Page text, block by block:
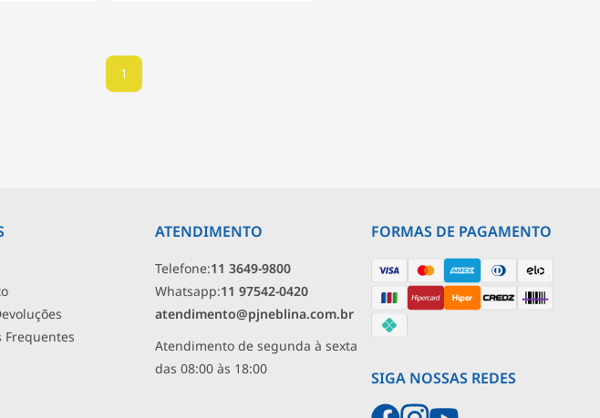
1
Frequentes
ATENDIMENTO
Telefone:11 3649-9800
Whatsapp:11 97542-0420
atendimento@pjneblina.com.br
Atendimento de segunda à sexta
das 08:00 às 18:00
FORMAS DE PAGAMENTO
SIGA NOSSAS REDES